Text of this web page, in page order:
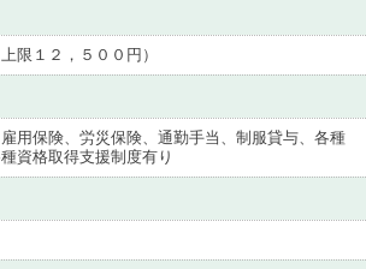
限１２，５００円）
用保険、労災保険、通勤手当、制服貸与、各種
資格取得支援制度有り